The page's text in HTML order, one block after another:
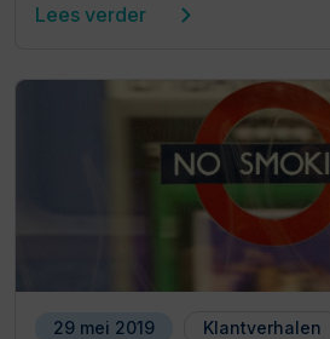
Lees verder
29 mei 2019 Klantverhalen